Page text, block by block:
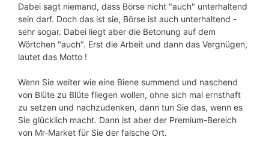
Dabei sagt niemand, dass Börse nicht "auch" unterhaltend
sein darf. Doch das ist sie, Börse ist auch unterhaltend -
sehr sogar. Dabei liegt aber die Betonung auf dem
Wörtchen "auch". Erst die Arbeit und dann das Vergnügen,
lautet das Motto !
Wenn Sie weiter wie eine Biene summend und naschend
von Blüte zu Blüte fliegen wollen, ohne sich mal ernsthaft
zu setzen und nachzudenken, dann tun Sie das, wenn es
Sie glücklich macht. Dann ist aber der Premium-Bereich
von Mr-Market für Sie der falsche Ort.